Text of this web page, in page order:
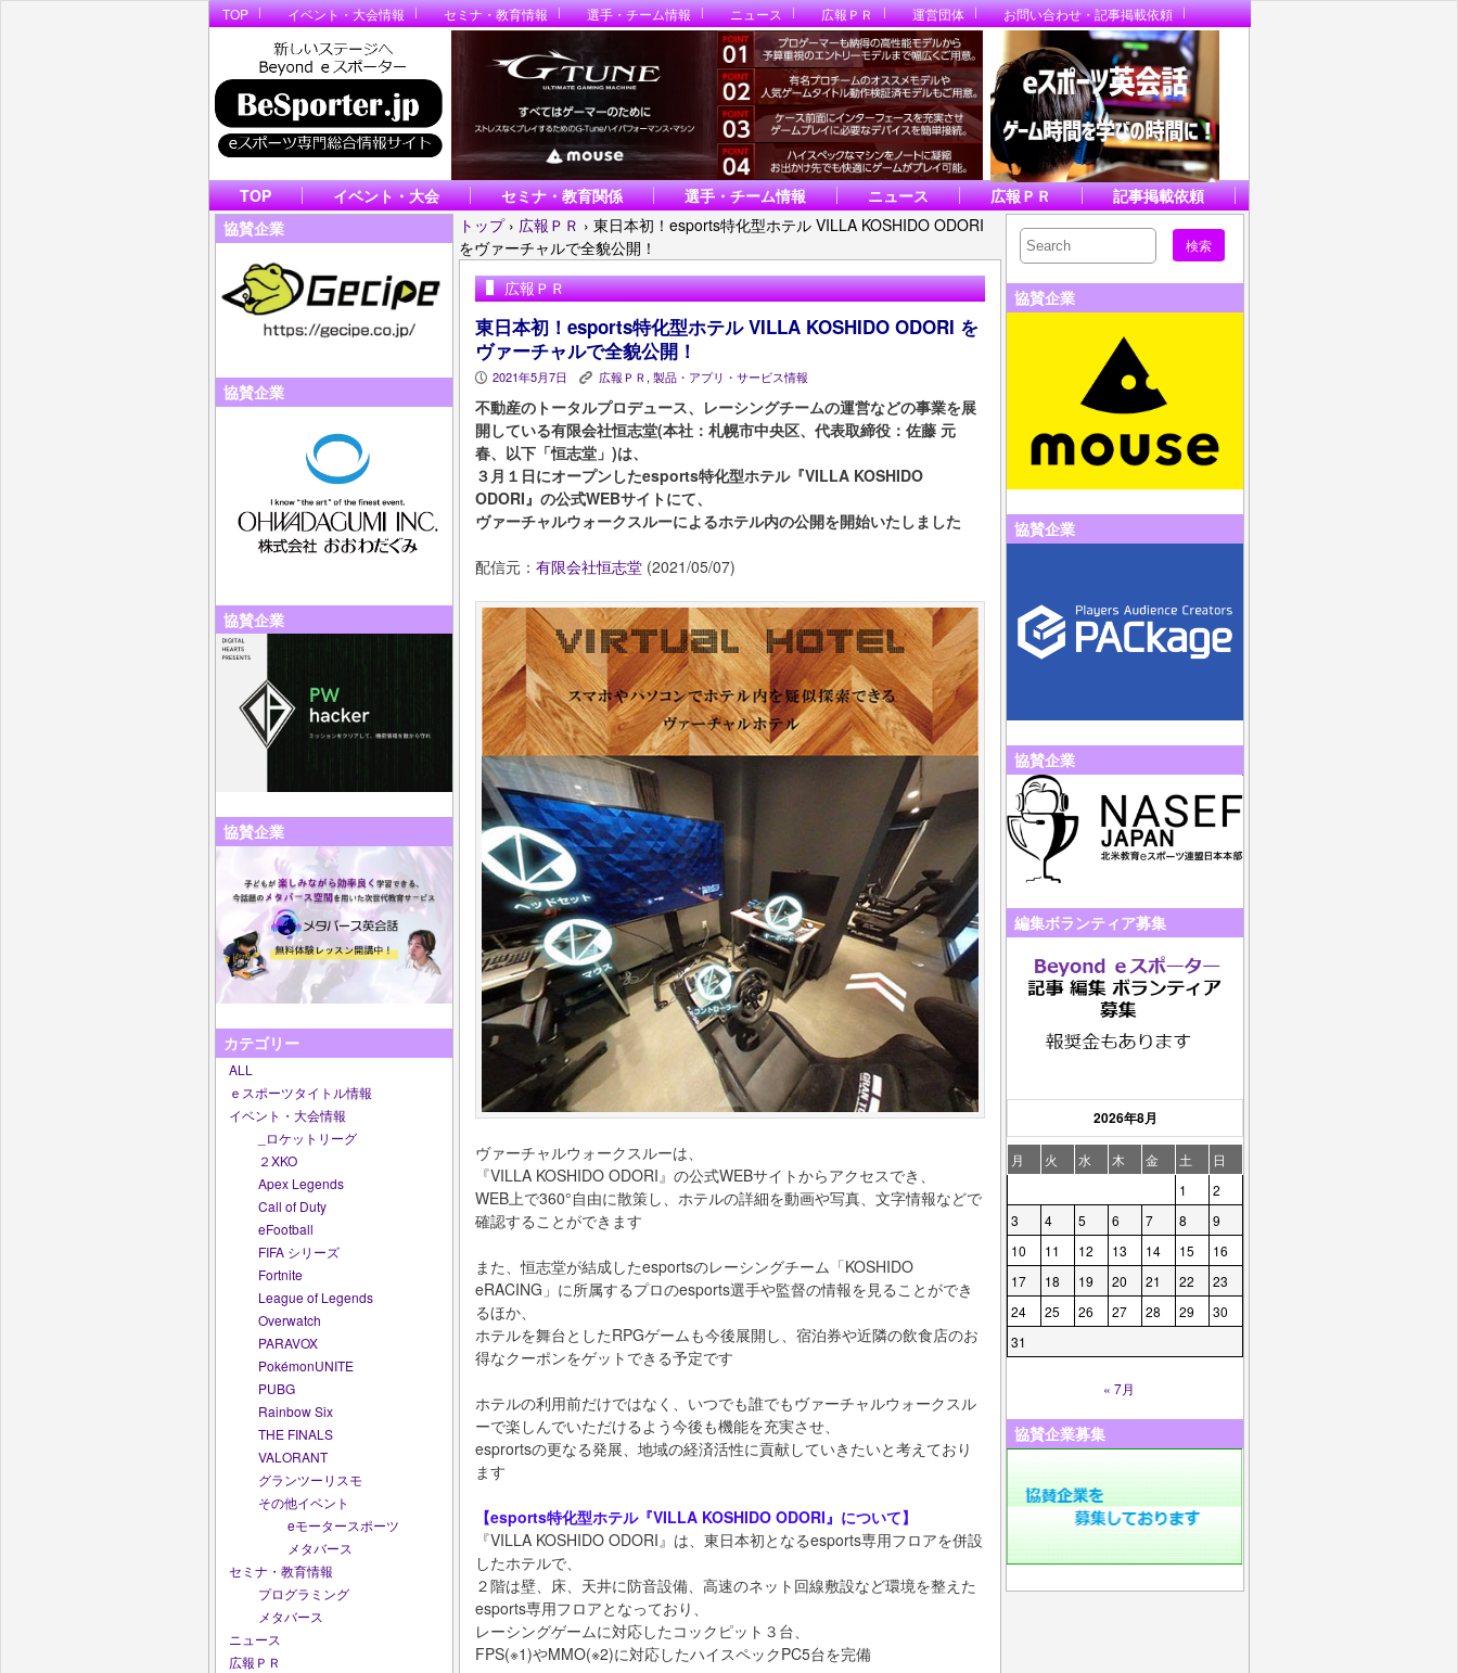
TOP イベント・大会情報 セミナ・教育情報 選手・チーム情報 ニュース 広報ＰＲ 運営団体 お問い合わせ・記事掲載依頼
TOP イベント・大会 セミナ・教育関係 選手・チーム情報 ニュース 広報ＰＲ
記事掲載依頼
協賛企業
協賛企業
協賛企業
協賛企業
カテゴリー
ALL
ｅスポーツタイトル情報
イベント・大会情報
_ロケットリーグ
２XKO
Apex Legends
Call of Duty
eFootball
FIFA シリーズ
Fortnite
League of Legends
Overwatch
PARAVOX
PokémonUNITE
PUBG
Rainbow Six
THE FINALS
VALORANT
グランツーリスモ
その他イベント
eモータースポーツ
メタバース
セミナ・教育情報
プログラミング
メタバース
ニュース
広報ＰＲ
トップ › 広報ＰＲ › 東日本初！esports特化型ホテル VILLA KOSHIDO ODORI
をヴァーチャルで全貌公開！
広報ＰＲ
東日本初！esports特化型ホテル VILLA KOSHIDO ODORI を
ヴァーチャルで全貌公開！
P 2021年5月7日 K 広報ＰＲ, 製品・アプリ・サービス情報
不動産のトータルプロデュース、レーシングチームの運営などの事業を展
開している有限会社恒志堂(本社：札幌市中央区、代表取締役：佐藤 元
春、以下「恒志堂」)は、
３月１日にオープンしたesports特化型ホテル『VILLA KOSHIDO
ODORI』の公式WEBサイトにて、
ヴァーチャルウォークスルーによるホテル内の公開を開始いたしました
配信元： 有限会社恒志堂 (2021/05/07)
ヴァーチャルウォークスルーは、
『VILLA KOSHIDO ODORI』の公式WEBサイトからアクセスでき、
WEB上で360°自由に散策し、ホテルの詳細を動画や写真、文字情報などで
確認することができます
また、恒志堂が結成したesportsのレーシングチーム「KOSHIDO
eRACING」に所属するプロのesports選手や監督の情報を見ることができ
るほか、
ホテルを舞台としたRPGゲームも今後展開し、宿泊券や近隣の飲食店のお
得なクーポンをゲットできる予定です
ホテルの利用前だけではなく、いつでも誰でもヴァーチャルウォークスル
ーで楽しんでいただけるよう今後も機能を充実させ、
esprortsの更なる発展、地域の経済活性に貢献していきたいと考えており
ます
【esports特化型ホテル『VILLA KOSHIDO ODORI』について】
『VILLA KOSHIDO ODORI』は、東日本初となるesports専用フロアを併設
したホテルで、
２階は壁、床、天井に防音設備、高速のネット回線敷設など環境を整えた
esports専用フロアとなっており、
レーシングゲームに対応したコックピット３台、
FPS(※1)やMMO(※2)に対応したハイスペックPC5台を完備
協賛企業
協賛企業
協賛企業
編集ボランティア募集
2026年8月
月 火 水 木 金 土
日
1
2
3
4 5 6 7 8
9
10
11 12 13 14 15
16
17
18 19 20 21 22
23
24
25 26 27 28 29
30
31
« 7月
協賛企業募集